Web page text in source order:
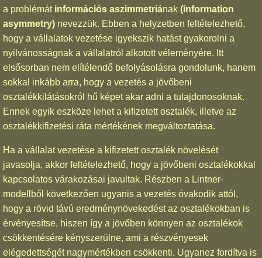
a problémát információs aszimmetriának (information
asymmetry) nevezzük. Ebben a helyzetben feltételezhető,
hogy a vállalatok vezetése igyekszik hatást gyakorolni a
nyilvánosságnak a vállalatról alkotott véleményére. Itt
elsősorban nem elítélendő befolyásolásra gondolunk, hanem
sokkal inkább arra, hogy a vezetés a jövőbeni
osztalékkilátásokról hű képet akar adni a tulajdonosoknak.
Ennek egyik eszköze lehet a kifizetett osztalék, illetve az
osztalékkifizetési ráta mértékének megváltoztatása.
Ha a vállalat vezetése a kifizetett osztalék növelését
javasolja, akkor feltételezhető, hogy a jövőbeni osztalékokkal
kapcsolatos várakozásai javultak. Részben a Lintner-
modellből következően ugyanis a vezetés óvakodik attól,
hogy a rövid távú eredménynövekedést az osztalékokban is
érvényesítse, hiszen így a jövőben könnyen az osztalékok
csökkentésére kényszerülne, ami a részvényesek
elégedettségét nagymértékben csökkenti. Ugyanez fordítva is